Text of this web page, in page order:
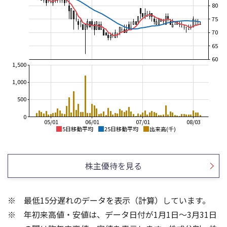
5日移動平均 25日移動平均 出来高(千)
08/03
07/01
06/01
05/01
60
65
70
75
80
0
500
1,000
1,500
60
90
100
110
60
100
110
120
株主優待を見る
最低15分遅れのデータを表示（計算）しています。
年初来高値・安値は、データ日付が1月1日～3月31日